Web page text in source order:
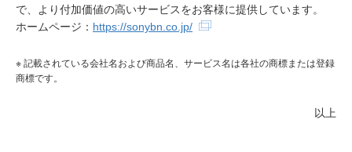
で、より付加価値の高いサービスをお客様に提供しています。
ホームページ： https://sonybn.co.jp/
※ 記載されている会社名および商品名、サービス名は各社の商標または登録
商標です。
以上